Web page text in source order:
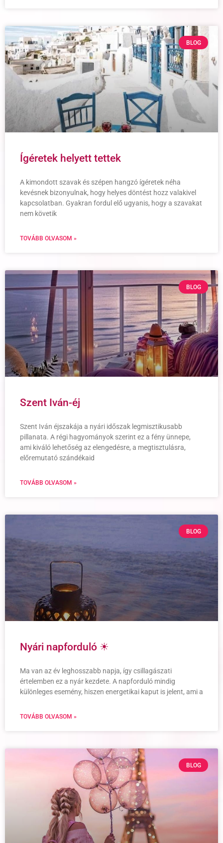
BLOG
Ígéretek helyett tettek
A kimondott szavak és szépen hangzó ígéretek néha
kevésnek bizonyulnak, hogy helyes döntést hozz valakivel
kapcsolatban. Gyakran fordul elő ugyanis, hogy a szavakat
nem követik
TOVÁBB OLVASOM »
BLOG
Szent Iván-éj
Szent Iván éjszakája a nyári időszak legmisztikusabb
pillanata. A régi hagyományok szerint ez a fény ünnepe,
ami kiváló lehetőség az elengedésre, a megtisztulásra,
előremutató szándékaid
TOVÁBB OLVASOM »
BLOG
Nyári napforduló ☀
Ma van az év leghosszabb napja, így csillagászati
értelemben ez a nyár kezdete. A napforduló mindig
különleges esemény, hiszen energetikai kaput is jelent, ami a
TOVÁBB OLVASOM »
BLOG